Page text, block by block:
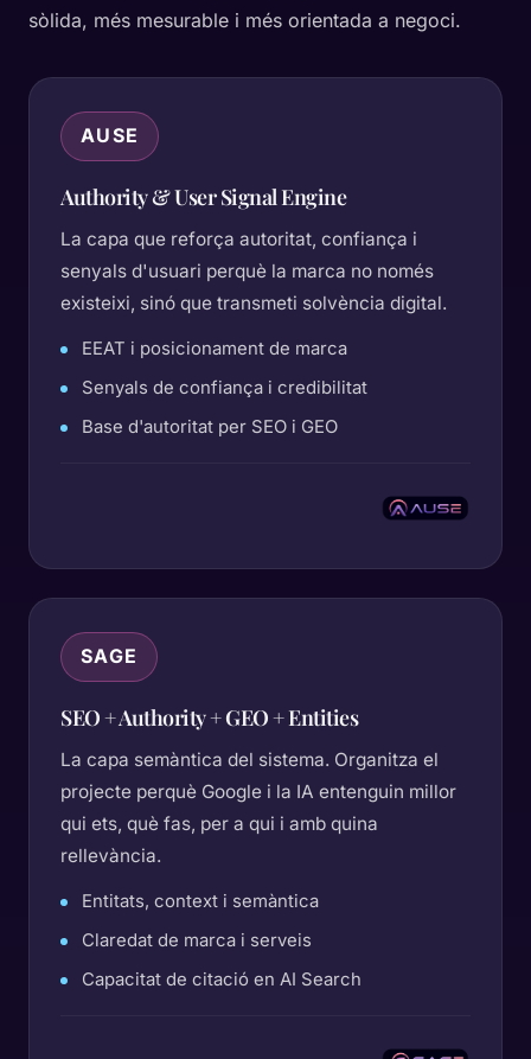
sòlida, més mesurable i més orientada a negoci.
AUSE
Authority & User Signal Engine
La capa que reforça autoritat, confiança i
senyals d'usuari perquè la marca no només
existeixi, sinó que transmeti solvència digital.
EEAT i posicionament de marca
Senyals de confiança i credibilitat
Base d'autoritat per SEO i GEO
SAGE
SEO + Authority + GEO + Entities
La capa semàntica del sistema. Organitza el
projecte perquè Google i la IA entenguin millor
qui ets, què fas, per a qui i amb quina
rellevància.
Entitats, context i semàntica
Claredat de marca i serveis
Capacitat de citació en AI Search